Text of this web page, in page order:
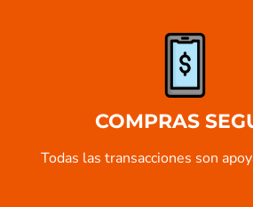
COMPRAS
Todas las transacciones son